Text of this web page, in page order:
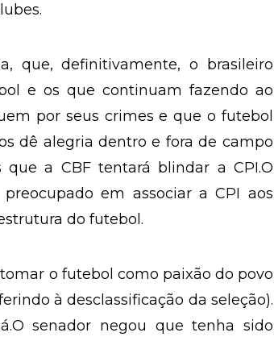
que, definitivamente, o brasileiro
e os que continuam fazendo ao
por seus crimes e que o futebol
dê alegria dentro e fora de campo
a CBF tentará blindar a CPI.O
em associar a CPI aos
do futebol.
o futebol como paixão do povo
à desclassificação da seleção).
senador negou que tenha sido